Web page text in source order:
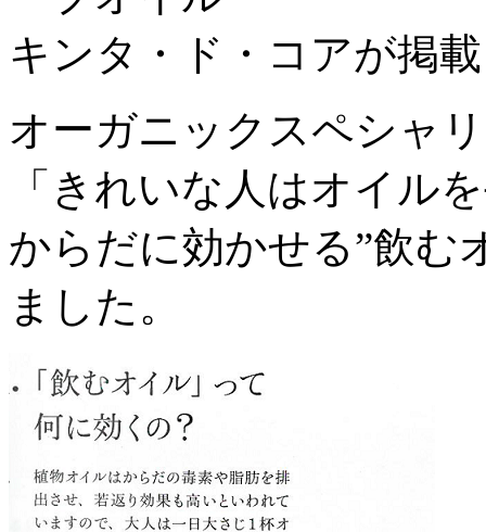
キンタ・ド・コアが掲
オーガニックスペシャ
「きれいな人はオイル
からだに効かせる”飲む
ました。